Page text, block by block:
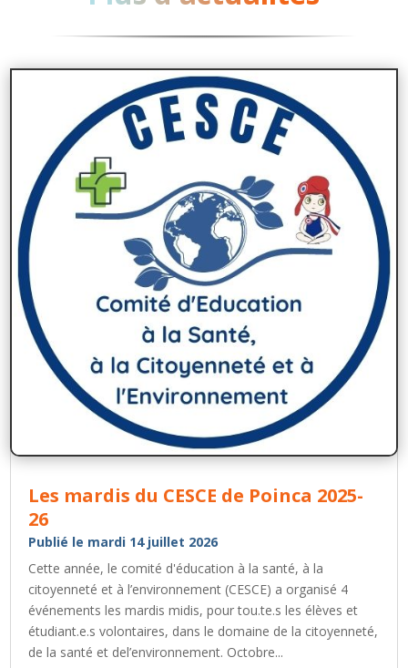
Les mardis du CESCE de Poinca 2025-
26
Publié le mardi 14 juillet 2026
Cette année, le comité d'éducation à la santé, à la
citoyenneté et à l’environnement (CESCE) a organisé 4
événements les mardis midis, pour tou.te.s les élèves et
étudiant.e.s volontaires, dans le domaine de la citoyenneté,
de la santé et del’environnement. Octobre...